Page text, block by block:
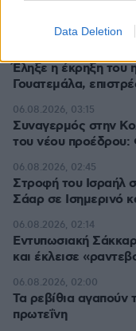
Data Deletion
αντιπολίτευσης
Έληξε η έκρηξη του
Γουατεμάλα,
Συναγερμός στην
του νέου προέδρου:
06.08.2026, 03:15
Στροφή του Ισραήλ
Σάαρ σε Ισημερινό
06.08.2026, 02:45
Εντυπωσιακή
και έκλεισε
06.08.2026, 02:14
Τα ρεβίθια
πρωτεΐνη
06.08.2026, 02:00